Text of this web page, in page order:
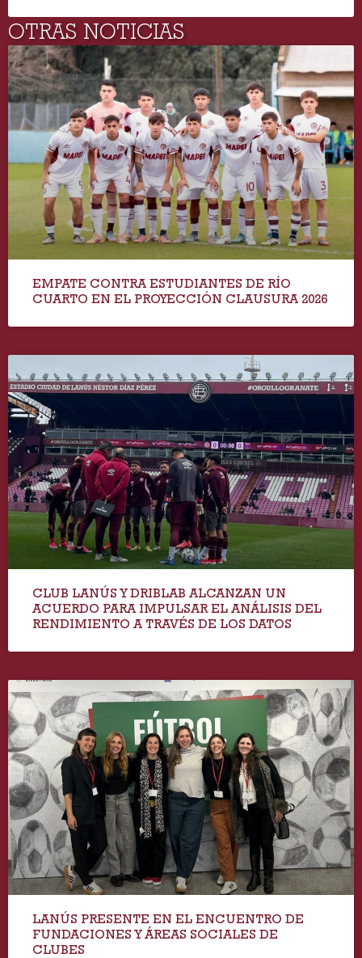
OTRAS NOTICIAS
EMPATE CONTRA ESTUDIANTES DE RÍO
CUARTO EN EL PROYECCIÓN CLAUSURA 2026
CLUB LANÚS Y DRIBLAB ALCANZAN UN
ACUERDO PARA IMPULSAR EL ANÁLISIS DEL
RENDIMIENTO A TRAVÉS DE LOS DATOS
LANÚS PRESENTE EN EL ENCUENTRO DE
FUNDACIONES Y ÁREAS SOCIALES DE
CLUBES